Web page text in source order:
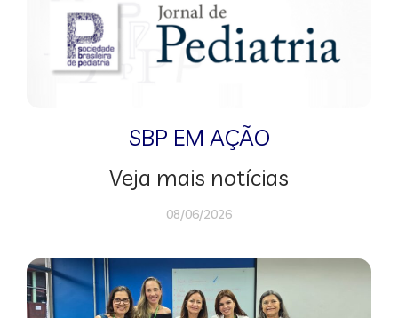
SBP EM AÇÃO
Veja mais notícias
08/06/2026